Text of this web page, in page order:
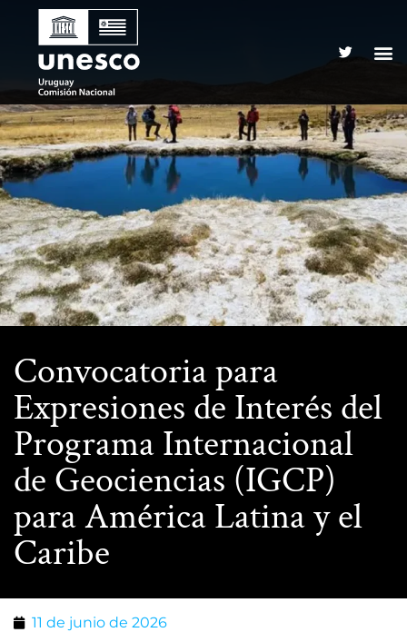
Convocatoria para
Expresiones de Interés del
Programa Internacional
de Geociencias (IGCP)
para América Latina y el
Caribe
11 de junio de 2026